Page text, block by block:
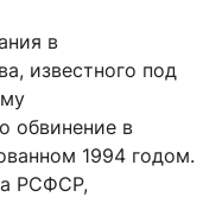
в
известного под
обвинение в
1994 годом.
РСФСР,